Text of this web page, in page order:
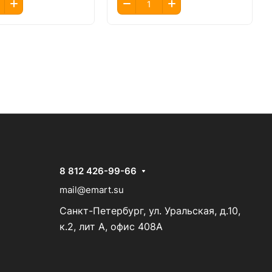
8 812 426-99-66
mail@emart.su
Санкт-Петербург, ул. Уральская, д.10,
к.2, лит А, офис 408А